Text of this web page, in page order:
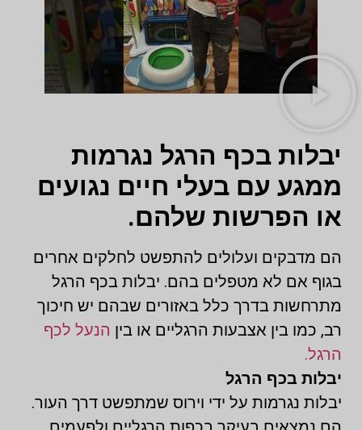
יבלות בכף הרגל נגרמות
ממגע עם בעלי חיים נגועים
או הפרשות שלהם.
הם מדבקים ועלולים להתפשט לחלקים אחרים
בגוף אם לא מטפלים בהם. יבלות בכף הרגל
מתרחשות בדרך כלל באזורים שבהם יש חיכוך
רב, כמו בין אצבעות הרגליים או בין הנעל לכף
הרגל.
יבלות בכף הרגל
יבלות נגרמות על ידי וירוס שמתפשט דרך העור.